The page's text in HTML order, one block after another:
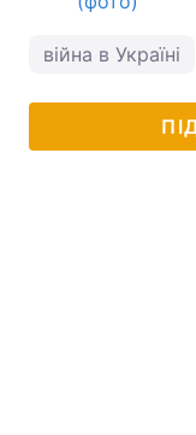
війна в Україні